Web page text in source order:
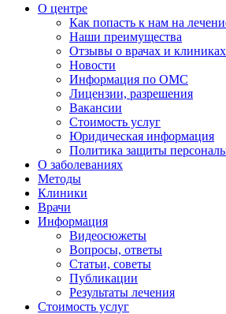
О центре
Как попасть к нам на
Наши преимущества
Отзывы о врачах и клиниках
Новости
Информация по ОМС
Лицензии, разрешения
Вакансии
Стоимость услуг
Юридическая информация
Политика защиты
О заболеваниях
Методы
Клиники
Врачи
Информация
Видеосюжеты
Вопросы, ответы
Статьи, советы
Публикации
Результаты лечения
Стоимость услуг